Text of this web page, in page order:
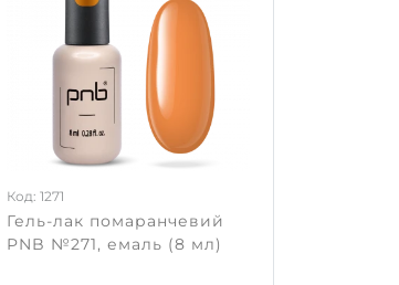
Код: 1271
Гель-лак помаранчевий
PNB №271, емаль (8 мл)